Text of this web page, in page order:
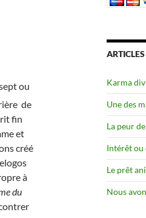
ou
de
fin
et
créé
à
du
Karma
Une des
La peur
Intérêt ou
Le prêt
Nous